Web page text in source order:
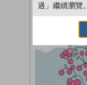
過」繼續瀏覽。